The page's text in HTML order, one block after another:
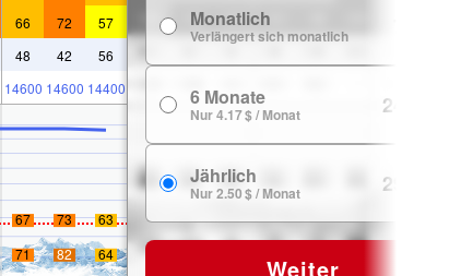
66 72 57
48 42 56
14600 14600 14400
67 73
63
71 82 64
Monatlich
Verlängert sich monatlich
6 Monate
Nur 4.17 $ / Monat 24.99 $
Jährlich
Nur 2.50 $ / Monat 29.99 $
Weiter